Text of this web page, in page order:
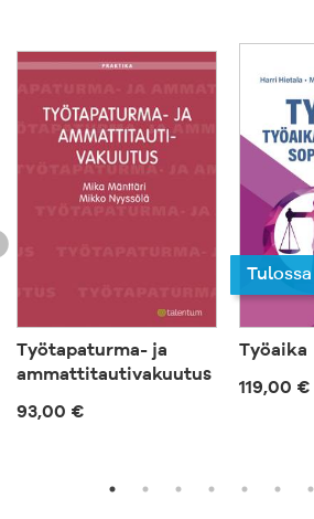
Työtapaturma- ja
ammattitautivakuutus
93,00 €
Tulossa
Työaika
119,00 €